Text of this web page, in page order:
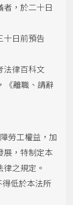
，於二十日
十日前預告
法律百科文
《離職、請辭
勞工權益，加
展，特制定本
之規定。
低於本法所